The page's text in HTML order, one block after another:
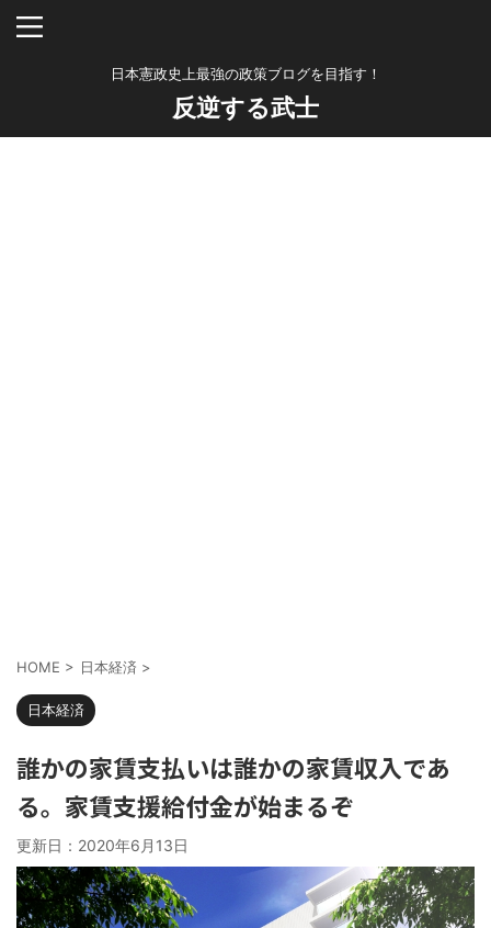
日本憲政史上最強の政策ブログを目指す！
反逆する武士
HOME > 日本経済 >
日本経済
誰かの家賃支払いは誰かの家賃収入であ
る。家賃支援給付金が始まるぞ
更新日： 2020年6月13日